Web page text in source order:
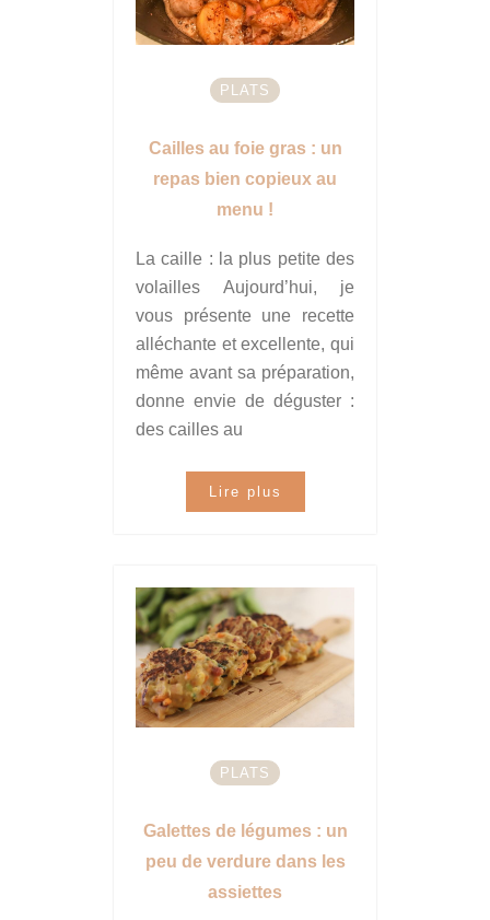
PLATS
Cailles au foie gras : un
repas bien copieux au
menu !
La caille : la plus petite des
volailles Aujourd’hui, je
vous présente une recette
alléchante et excellente, qui
même avant sa préparation,
donne envie de déguster :
des cailles au
Lire plus
PLATS
Galettes de légumes : un
peu de verdure dans les
assiettes